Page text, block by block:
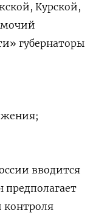
Курской,
губернаторы
вводится
контроля